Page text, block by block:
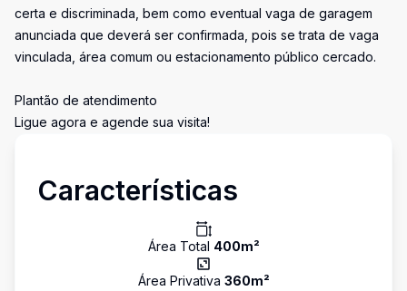
certa e discriminada, bem como eventual vaga de garagem
anunciada que deverá ser confirmada, pois se trata de vaga
vinculada, área comum ou estacionamento público cercado.
Plantão de atendimento
Ligue agora e agende sua visita!
Características
Área Total 400m²
Área Privativa 360m²